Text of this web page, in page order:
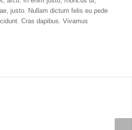
justo. Nullam dictum felis eu pede
Cras dapibus. Vivamus